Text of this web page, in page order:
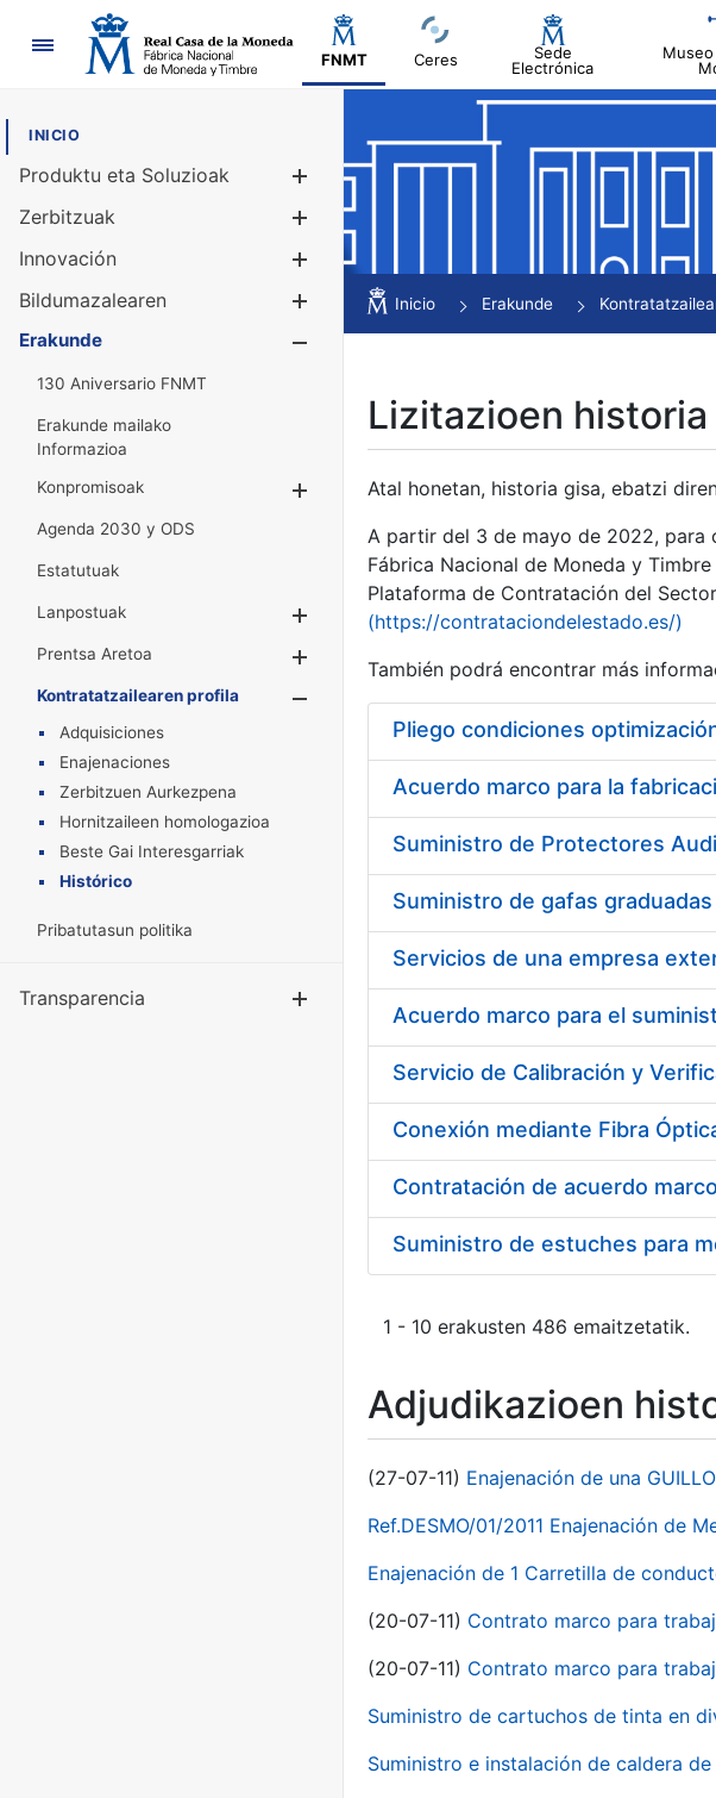
Nabigazioa
FNMT Ceres
Sede
Electrónica
INICIO
Produktu eta Soluzioak
Erakutsi/Ezkutatu
Zerbitzuak
Innovación
Bildumazalearen
Erakutsi/Ezkutatu
Erakunde
130 Aniversario FNMT
Erakunde mailako
Informazioa
Konpromisoak
Erakutsi/Ezkutatu
Agenda 2030 y ODS
Estatutuak
Lanpostuak
Erakutsi/Ezkutatu
Prentsa Aretoa
Erakutsi/Ezkutatu
Kontratatzailearen profila
Erakutsi/Ezkutatu
Adquisiciones
Enajenaciones
Zerbitzuen Aurkezpena
Hornitzaileen homologazioa
Beste Gai Interesgarriak
Histórico
Pribatutasun politika
Transparencia Erakutsi/Ezkutatu
Inicio Erakunde
Lizitazioen historia
Atal honetan, historia gisa, ebatzi
A partir del 3 de mayo de 2022, para
Fábrica Nacional de Moneda y
Plataforma de Contratación del
(https://contrataciondelestado.es/)
También podrá encontrar más
Pliego condiciones
Acuerdo marco para la
Acuerdo marco para el
Suministro de estuches para
1 - 10 erakusten 486 emaitzetatik.
Adjudikazioen
(27-07-11) Enajenación de una
Ref.DESMO/01/2011 Enajenación de
Enajenación de 1 Carretilla de
(20-07-11) Contrato marco para
(20-07-11) Contrato marco para
Suministro de cartuchos de tinta en
Suministro e instalación de caldera